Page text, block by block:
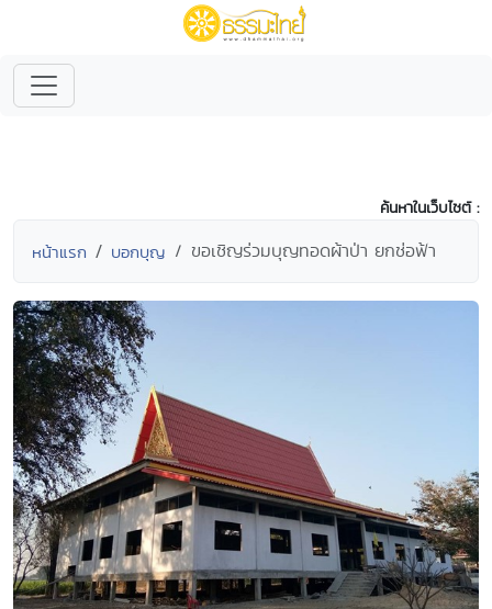
ค้นหาในเว็บไซต์ :
หน้าแรก บอกบุญ ขอเชิญร่วมบุญทอดผ้าป่า ยกช่อฟ้า